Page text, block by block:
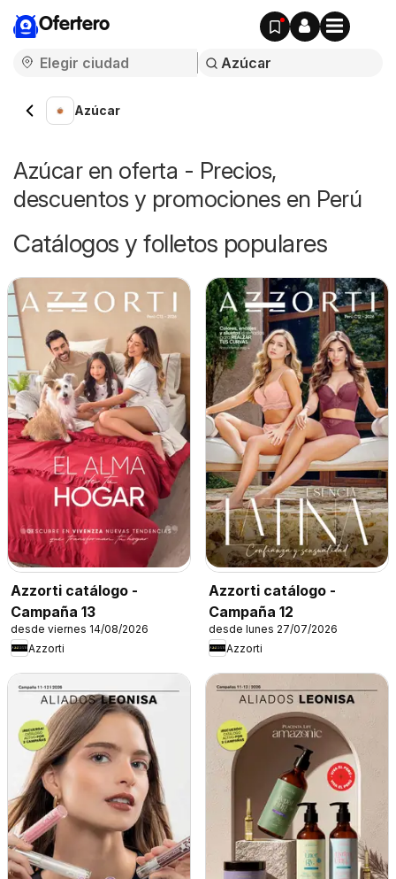
Ofertero
Azúcar
Azúcar en oferta - Precios,
descuentos y promociones en Perú
Catálogos y folletos populares
Azzorti catálogo -
Campaña 13
desde viernes 14/08/2026
Azzorti
Azzorti catálogo -
Campaña 12
desde lunes 27/07/2026
Azzorti